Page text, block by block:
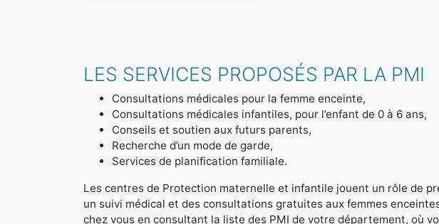
LES SERVICES PROPOSÉS PAR LA PMI
Consultations médicales pour la femme enceinte,
Consultations médicales infantiles, pour l’enfant de 0 à 6 ans,
Conseils et soutien aux futurs parents,
Recherche d’un mode de garde,
Services de planification familiale.
Les centres de Protection maternelle et infantile jouent un rôle de
un suivi médical et des consultations gratuites aux femmes
chez vous en consultant la liste des PMI de votre département, où